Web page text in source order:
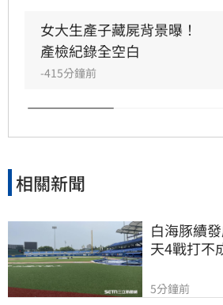
前暫先冰存，將擇期解剖以釐
悉，女大生懷孕期間未曾產檢
事完全不知情。全案目前由警
清嬰兒死亡真相與相關法律責
籲民眾多加關懷未成年人心理
女大生產子藏屍背景曝！
產檢紀錄全空白
-415分鐘前
相關新聞
白海豚續
天4戰打不
5分鐘前